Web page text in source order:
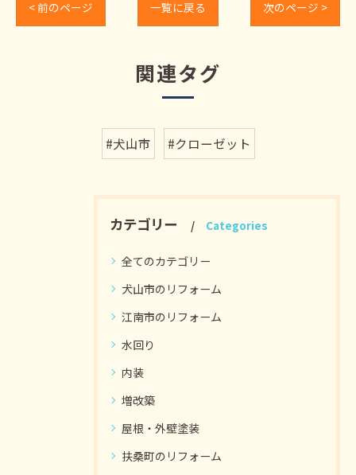
< 前のページ 一覧に戻る 次のページ >
関連タグ
#犬山市 #クローゼット
カテゴリー Categories
全てのカテゴリー
犬山市のリフォーム
江南市のリフォーム
水回り
内装
増改築
屋根・外壁塗装
扶桑町のリフォーム